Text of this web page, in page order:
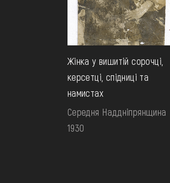
Жінка у вишитій сорочці,
керсетці, спідниці та
намистах
Середня Наддніпрянщина
1930